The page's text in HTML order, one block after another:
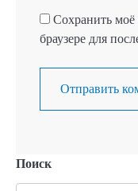
Сохранить моё
браузере для
Поиск